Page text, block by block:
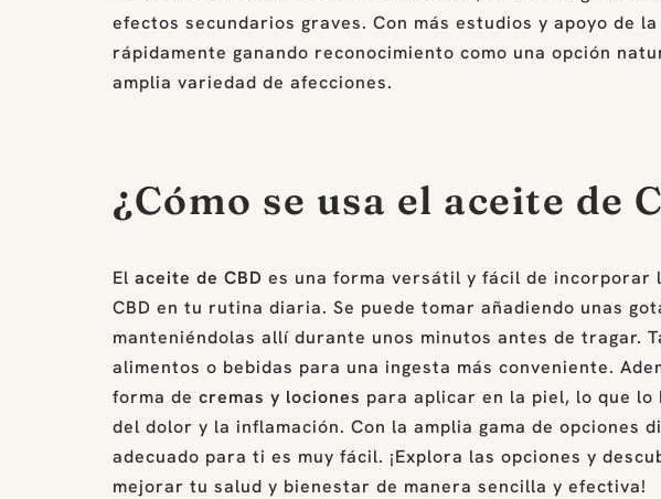
efectos secundarios graves. Con más estudios y apoyo de
rápidamente ganando reconocimiento como una opción
amplia variedad de afecciones.
¿Cómo se usa el aceite de
El aceite de CBD es una forma versátil y fácil de incorporar
CBD en tu rutina diaria. Se puede tomar añadiendo unas
manteniéndolas allí durante unos minutos antes de tragar.
alimentos o bebidas para una ingesta más conveniente.
forma de cremas y lociones para aplicar en la piel, lo que
del dolor y la inflamación. Con la amplia gama de opciones
adecuado para ti es muy fácil. ¡Explora las opciones y
mejorar tu salud y bienestar de manera sencilla y efectiva!